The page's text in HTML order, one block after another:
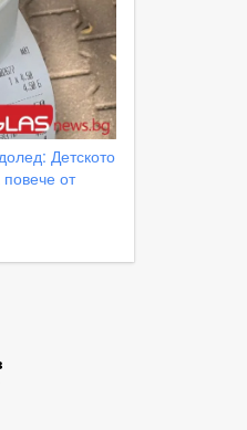
Детското
повече от